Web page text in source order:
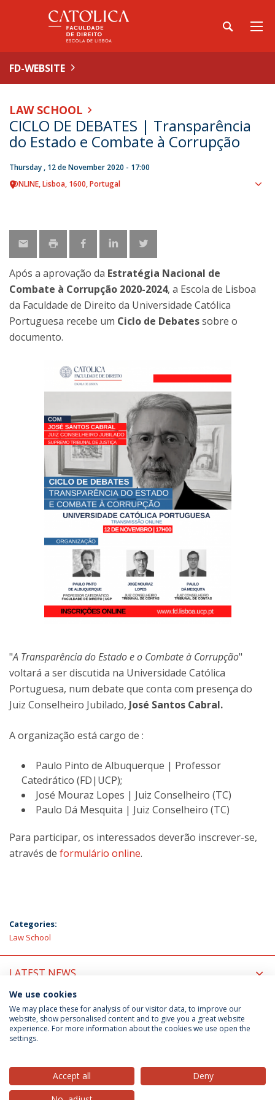
FD-WEBSITE
LAW SCHOOL
CICLO DE DEBATES | Transparência
do Estado e Combate à Corrupção
Thursday , 12 de November 2020 - 17:00
ONLINE Lisboa 1600 Portugal
Após a aprovação da Estratégia Nacional de
Combate à Corrupção 2020-2024, a Escola de Lisboa
da Faculdade de Direito da Universidade Católica
Portuguesa recebe um Ciclo de Debatessobre o
documento.
"A Transparência do Estado e o Combate à Corrupção"
voltará a ser discutida na Universidade Católica
Portuguesa, num debate que conta com presença do
Juiz Conselheiro Jubilado, José Santos Cabral.
A organização está cargo de :
Paulo Pinto de Albuquerque | Professor
Catedrático (FD|UCP);
José Mouraz Lopes | Juiz Conselheiro (TC)
​Paulo Dá Mesquita | Juiz Conselheiro (TC)
Para participar, os interessados deverão inscrever-se,
através de formulário online.
Categories:
Law School
LATEST NEWS
UPCOMING EVENTS
Privacy Policy
We use cookies
We may place these for analysis of our visitor data, to improve our
website, show personalised content and to give you a great website
experience. For more information about the cookies we use open the
settings.
Accept all
Deny